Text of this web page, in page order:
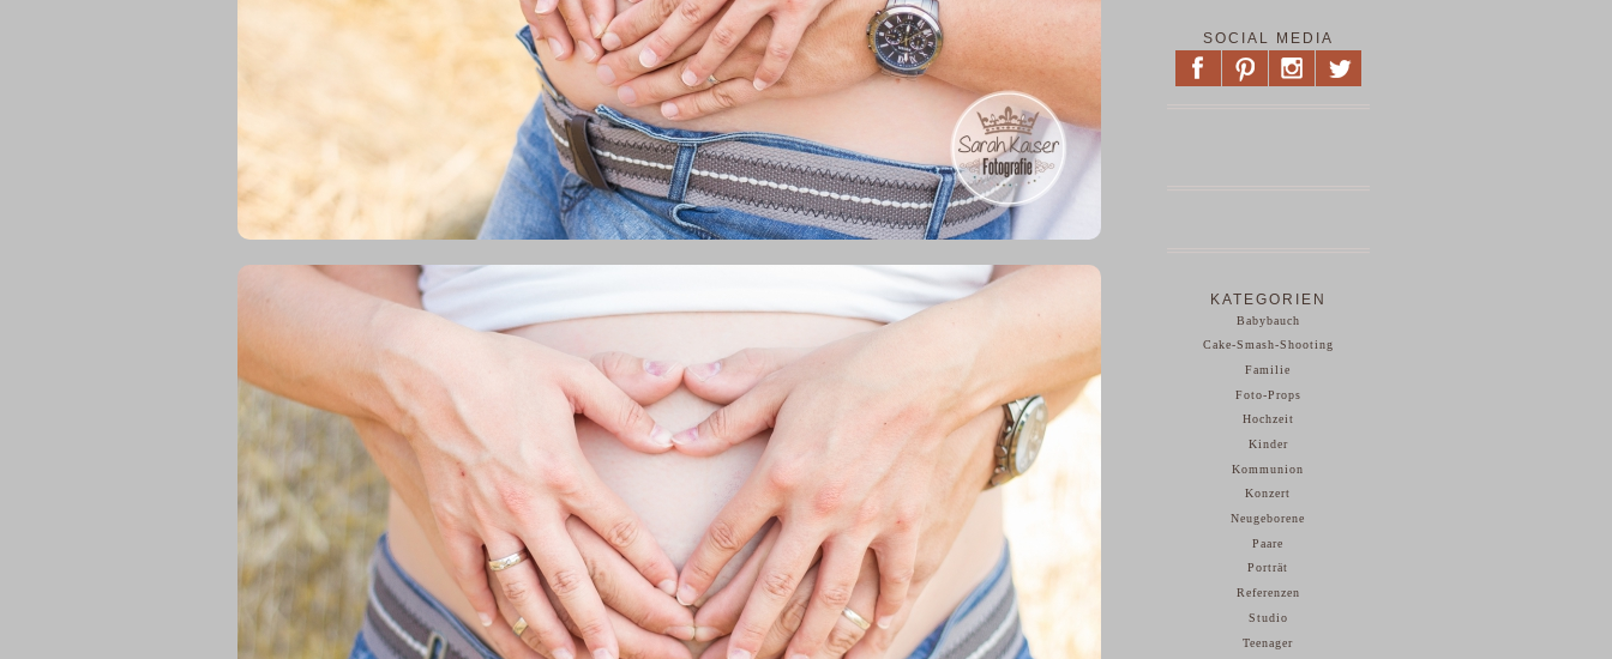
SOCIAL MEDIA
KATEGORIEN
Babybauch
Cake-Smash-Shooting
Familie
Foto-Props
Hochzeit
Kinder
Kommunion
Konzert
Neugeborene
Paare
Porträt
Referenzen
Studio
Teenager